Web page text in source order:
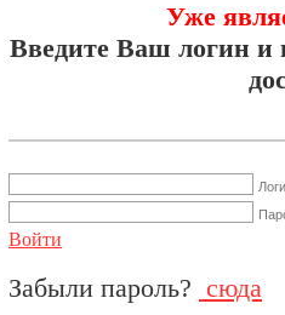
Уже
Введите Ваш логин и
Войти
Забыли пароль? сюда